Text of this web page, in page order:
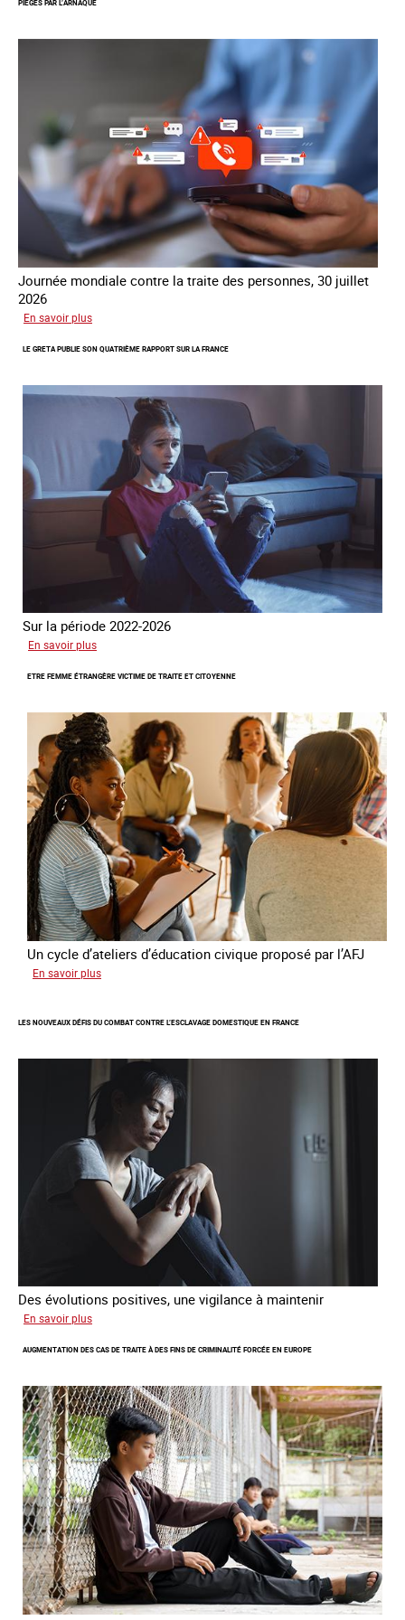
la
PIÉGÉS PAR L’ARNAQUE
Journée mondiale contre la traite des personnes, 30 juillet
2026
En savoir plus
par
LE GRETA PUBLIE SON QUATRIÈME RAPPORT SUR LA FRANCE
Sur la période 2022-2026
En savoir plus
GRETA
son
quatrième
rapport
sur
la
France
ETRE FEMME ÉTRANGÈRE VICTIME DE TRAITE ET CITOYENNE
Un cycle d’ateliers d’éducation civique proposé par l’AFJ
En savoir plus
étrangère
de
traite
citoyenne
LES NOUVEAUX DÉFIS DU COMBAT CONTRE L’ESCLAVAGE DOMESTIQUE EN FRANCE
Des évolutions positives, une vigilance à maintenir
En savoir plus
nouveaux
du
combat
contre
l’esclavage
domestique
en
France
AUGMENTATION DES CAS DE TRAITE À DES FINS DE CRIMINALITÉ FORCÉE EN EUROPE